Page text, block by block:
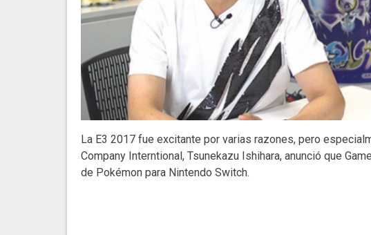
La E3 2017 fue excitante por varias razones, pero
Company Interntional, Tsunekazu Ishihara, anunció que
de Pokémon para Nintendo Switch.